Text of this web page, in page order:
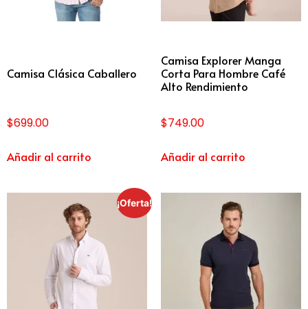
Camisa Clásica Caballero
$699.00
Añadir al carrito
Camisa Explorer Manga
Corta Para Hombre Café
Alto Rendimiento
$749.00
Añadir al carrito
¡Oferta!